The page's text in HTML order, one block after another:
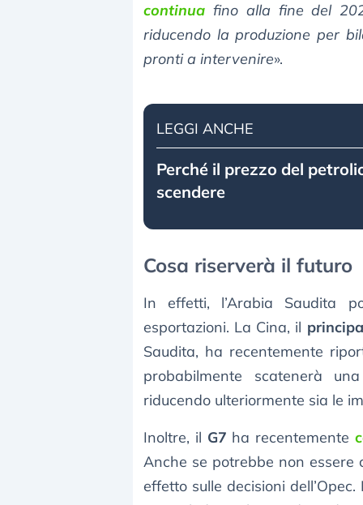
continua fino alla fine del
riducendo la produzione per
pronti a intervenire».
LEGGI ANCHE
Perché il prezzo del
scendere
Cosa riserverà il futuro
In effetti, l’Arabia Saudita
esportazioni. La Cina, il
Saudita, ha recentemente
probabilmente scatenerà una
riducendo ulteriormente sia le
Inoltre, il G7 ha recentemente
Anche se potrebbe non essere
effetto sulle decisioni